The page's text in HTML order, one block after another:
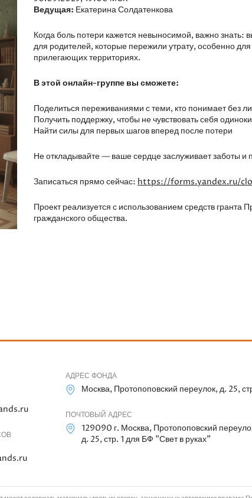
Ведущая: Екатерина Солдатенкова
Когда боль потери кажется невыносимой, важно
для родителей, которые пережили утрату, особенно
прилегающих территориях.
В этой онлайн-группе вы сможете:
Поделиться переживаниями с теми, кто понимает без
Получить поддержку, чтобы не чувствовать себя
Найти силы для первых шагов вперед после потери
Не откладывайте — ваше сердце заслуживает заботы и
Записаться прямо сейчас: https://forms.yandex.ru/
Проект реализуется с использованием средств гранта
гражданского общества.
АДРЕС ФОНДА
Москва, Протопоповский переулок, д. 25,
ПОЧТОВЫЙ АДРЕС
129090 г. Москва, Протопоповский
д. 25, стр. 1 для БФ "Свет в руках"